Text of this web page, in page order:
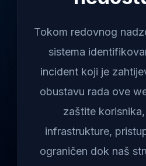
Tokom redovnog
sistema
incident koji je
obustavu rada ove
zaštite
infrastrukture,
ograničen dok naš